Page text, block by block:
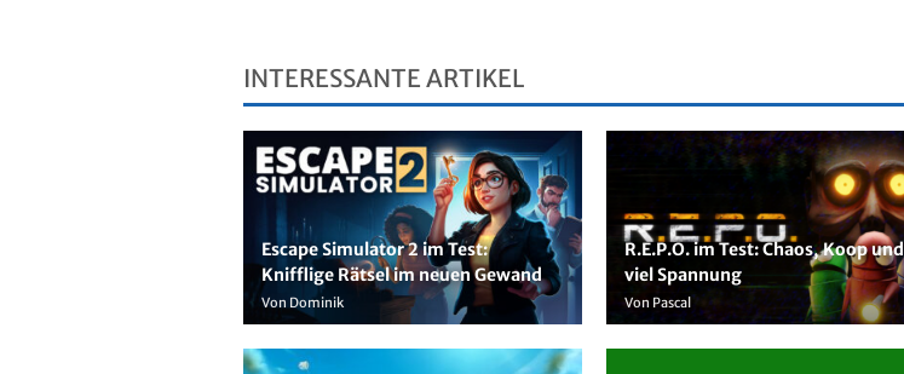
INTERESSANTE ARTIKEL
Escape Simulator 2 im Test:
Knifflige Rätsel im neuen Gewand
Von Dominik
R.E.P.O. im Test: Chaos, Koop und
viel Spannung
Von Pascal